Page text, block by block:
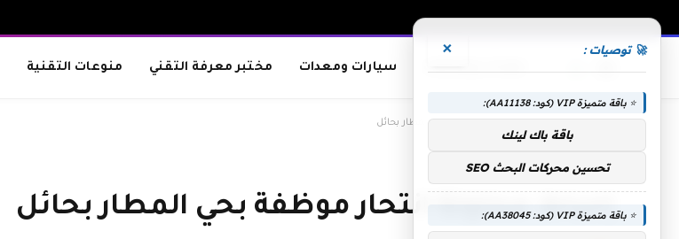
سيارات ومعدات مختبر معرفة التقني منوعات التقنية
إحباط محاولة انتحار موظفة بحي المطار بحائل
إحباط محاولة انتحار موظفة بحي المطار بحائل
🚀 توصيات : ×
⭐ باقة متميزة VIP (كود: AA11138):
باقة باك لينك
تحسين محركات البحث SEO
⭐ باقة متميزة VIP (كود: AA38045):